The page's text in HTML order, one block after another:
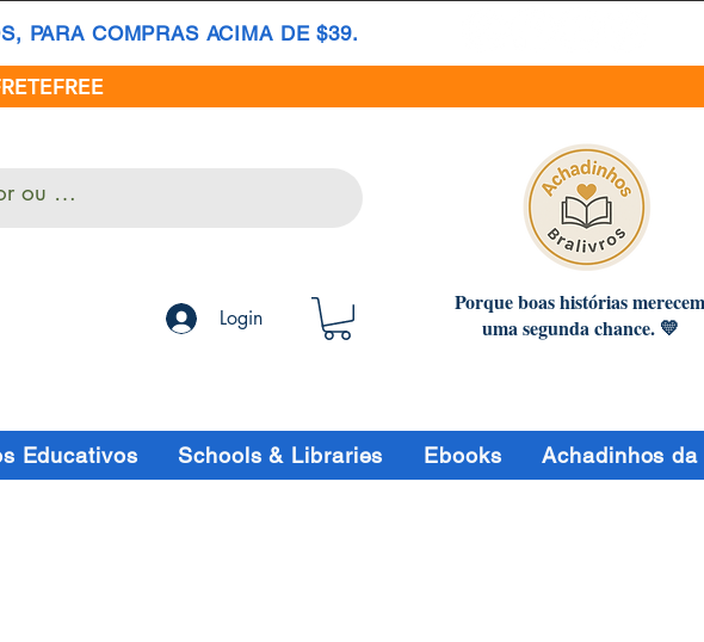
PARA COMPRAS ACIMA DE $39.
Login
Porque boas histórias merecem
uma segunda chance. 💛
Educativos Schools & Libraries Ebooks Achadinhos